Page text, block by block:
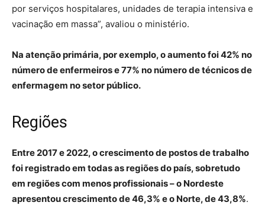
por serviços hospitalares, unidades de terapia intensiva e
vacinação em massa”, avaliou o ministério.
Na atenção primária, por exemplo, o aumento foi 42% no
número de enfermeiros e 77% no número de técnicos de
enfermagem no setor público.
Regiões
Entre 2017 e 2022, o crescimento de postos de trabalho
foi registrado em todas as regiões do país, sobretudo
em regiões com menos profissionais – o Nordeste
apresentou crescimento de 46,3% e o Norte, de 43,8%.